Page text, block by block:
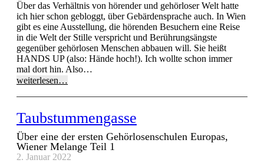
Über das Verhältnis von hörender und gehörloser Welt hatte
ich hier schon gebloggt, über Gebärdensprache auch. In Wien
gibt es eine Ausstellung, die hörenden Besuchern eine Reise
in die Welt der Stille verspricht und Berührungsängste
gegenüber gehörlosen Menschen abbauen will. Sie heißt
HANDS UP (also: Hände hoch!). Ich wollte schon immer
mal dort hin. Also…
weiterlesen…
Taubstummengasse
Über eine der ersten Gehörlosenschulen Europas,
Wiener Melange Teil 1
2. Januar 2022